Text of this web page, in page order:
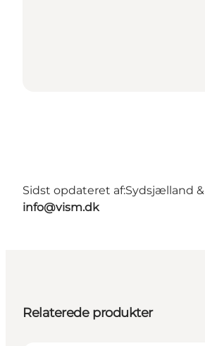
Sidst opdateret af:Sydsjælland
info@vism.dk
Relaterede produkter